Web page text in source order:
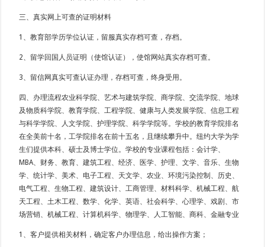
三、真实网上可查的证明材料
1、教育部学历学位认证，留服真实存档可查，存档。
2、留学回国人员证明（使馆认证），使馆网站真实存档可查。
3、留信网真实可查认证办理，存档可查，终身受用。
四、办理流程农业科学院、艺术与建筑学院、商学院、交流学院、地球
及物质科学院、教育学院、工程学院、健康与人类发展学院、信息工程
与科学学院、人文学院、护理学院、科学学院等。学校的教育学院排名
在全美前十名，工学院排名在前十五名，且继续攀升中。纽约大学为学
生们提供本科、硕士及博士学位。学校的专业课程包括：会计学、
MBA、财务、教育、建筑工程、经济、医学、护理、文学、音乐、生物
学、统计学、美术、电子工程、天文学、农业、环境污染控制、历史、
电气工程、生物工程、建筑设计、工商管理、材料科学、机械工程、航
天工程、土木工程、数学、化学、英语、社会科学、心理学、戏剧、市
场营销、机械工程、计算机科学、物理学、人工智能、商科、金融专业
1、客户提供相关材料，确定客户办理信息，给出操作方案；